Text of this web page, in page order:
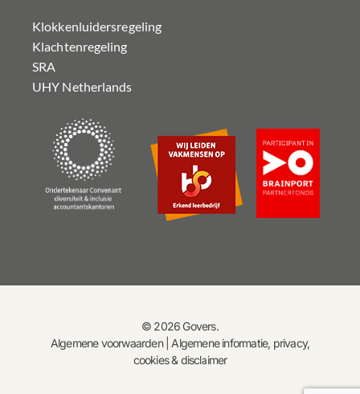
Klokkenluidersregeling
Klachtenregeling
SRA
UHY Netherlands
© 2026 Govers.
Algemene voorwaarden| Algemene informatie, privacy,
cookies & disclaimer